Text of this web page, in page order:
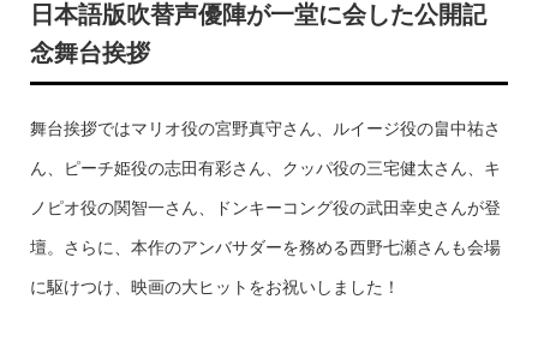
日本語版吹替声優陣が一堂に会した公開記
念舞台挨拶
舞台挨拶ではマリオ役の宮野真守さん、ルイージ役の畠中祐さ
ん、ピーチ姫役の志田有彩さん、クッパ役の三宅健太さん、キ
ノピオ役の関智一さん、ドンキーコング役の武田幸史さんが登
壇。さらに、本作のアンバサダーを務める西野七瀬さんも会場
に駆けつけ、映画の大ヒットをお祝いしました！